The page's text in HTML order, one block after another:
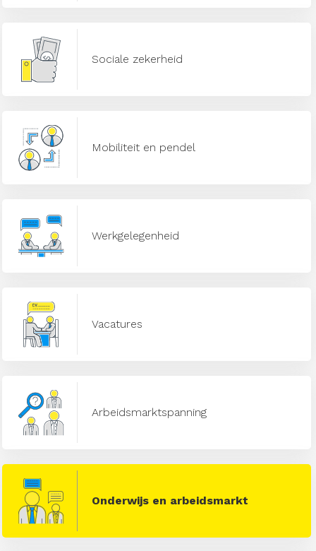
Sociale zekerheid
Mobiliteit en pendel
Werkgelegenheid
Vacatures
Arbeidsmarktspanning
Onderwijs en arbeidsmarkt